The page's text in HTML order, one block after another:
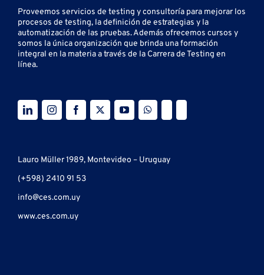
Proveemos servicios de testing yconsultoría para mejorar los
procesos de testing, la definición de estrategias y la
automatización de las pruebas.Además ofrecemos cursos y
somos la única organización que brinda una formación
integral en la materia a través de la Carrera de Testing en
línea.
Lauro Müller 1989, Montevideo – Uruguay
(+598) 2410 91 53
info@ces.com.uy
www.ces.com.uy